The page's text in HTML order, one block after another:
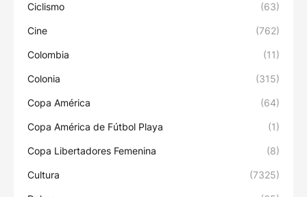
Ciclismo (63)
Cine (762)
Colombia (11)
Colonia (315)
Copa América (64)
Copa América de Fútbol Playa (1)
Copa Libertadores Femenina (8)
Cultura (7325)